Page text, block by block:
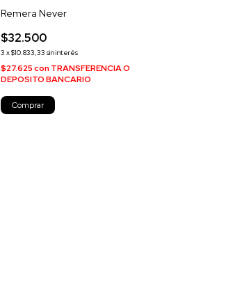
Remera Never
$32.500
3 x$10.833,33 sin interés
$27.625con TRANSFERENCIA O
DEPOSITO BANCARIO
Comprar